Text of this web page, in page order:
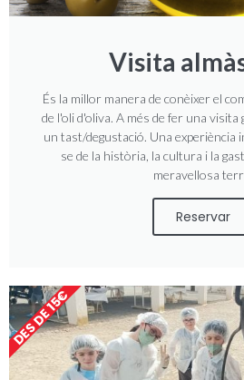
Visita
És la millor manera de conèixer el
de l'oli d'oliva. A més de fer una visita
un tast/degustació. Una experiència
se de la història, la cultura i la
meravellosa
Reservar
DES DE 15€